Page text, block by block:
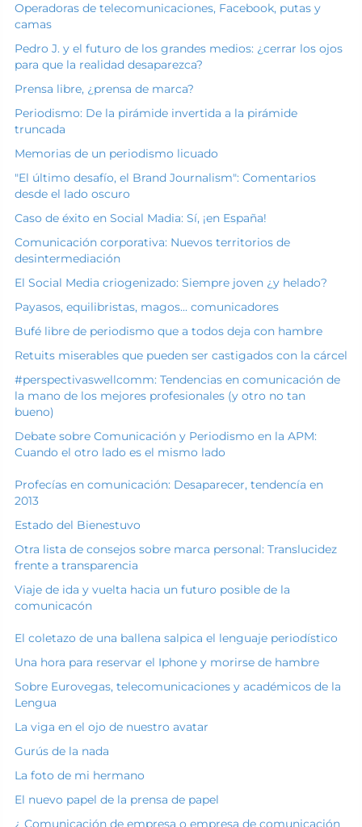
Operadoras de telecomunicaciones, Facebook, putas y
camas
Pedro J. y el futuro de los grandes medios: ¿cerrar los ojos
para que la realidad desaparezca?
Prensa libre, ¿prensa de marca?
Periodismo: De la pirámide invertida a la pirámide
truncada
Memorias de un periodismo licuado
"El último desafío, el Brand Journalism": Comentarios
desde el lado oscuro
Caso de éxito en Social Madia: Sí, ¡en España!
Comunicación corporativa: Nuevos territorios de
desintermediación
El Social Media criogenizado: Siempre joven ¿y helado?
Payasos, equilibristas, magos... comunicadores
Bufé libre de periodismo que a todos deja con hambre
Retuits miserables que pueden ser castigados con la cárcel
#perspectivaswellcomm: Tendencias en comunicación de
la mano de los mejores profesionales (y otro no tan
bueno)
Debate sobre Comunicación y Periodismo en la APM:
Cuando el otro lado es el mismo lado
Profecías en comunicación: Desaparecer, tendencía en
2013
Estado del Bienestuvo
Otra lista de consejos sobre marca personal: Translucidez
frente a transparencia
Viaje de ida y vuelta hacia un futuro posible de la
comunicacón
El coletazo de una ballena salpica el lenguaje periodístico
Una hora para reservar el Iphone y morirse de hambre
Sobre Eurovegas, telecomunicaciones y académicos de la
Lengua
La viga en el ojo de nuestro avatar
Gurús de la nada
La foto de mi hermano
El nuevo papel de la prensa de papel
¿ Comunicación de empresa o empresa de comunicación